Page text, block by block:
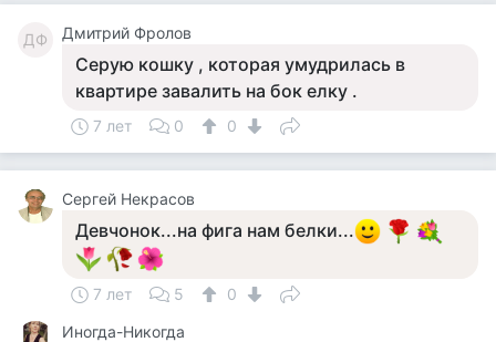
ДФ Дмитрий Фролов
Серую кошку , которая умудрилась в
квартире завалить на бок елку .
7 лет 0 0
Сергей Некрасов
Девчонок...на фига нам белки...
7 лет 5
0
Иногда-Никогда